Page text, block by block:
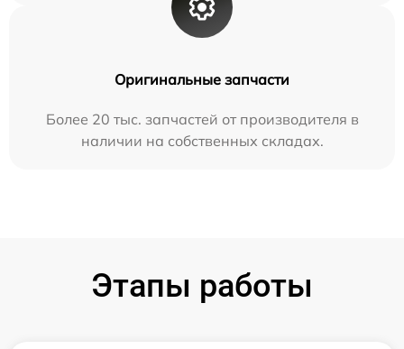
Оригинальные запчасти
Более 20 тыс. запчастей от производителя в
наличии на собственных складах.
Этапы работы